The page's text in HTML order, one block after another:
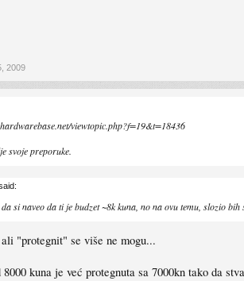
2009
viewtopic.php?f=19&t=18436
svoje preporuke.
si naveo da ti je budzet ~8k kuna, no na ovu temu, slozio
"protegnit" se više ne mogu...
kuna je već protegnuta sa 7000kn tako da